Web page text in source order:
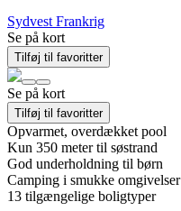
Sydvest Frankrig
Se på kort
Tilføj til favoritter
Se på kort
Tilføj til favoritter
Opvarmet, overdækket pool
Kun 350 meter til søstrand
God underholdning til børn
Camping i smukke omgivelser
13 tilgængelige boligtyper